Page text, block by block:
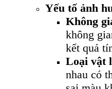
Yếu tố ảnh
Không
không
kết quả
Loại vật
nhau có